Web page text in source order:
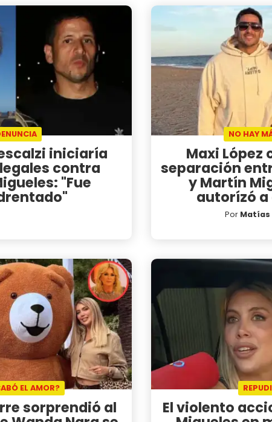
iniciaría
contra
"Fue
NO HAY
Maxi López
separación
y Martín
autorízó
Por Matías
EL AMOR?
sorprendió al El violento